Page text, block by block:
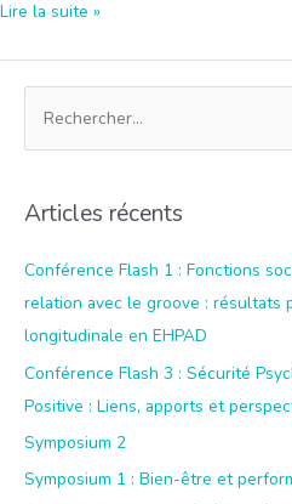
Symposium
Approche
avec
leadership
engageant
proposition
validation
(résultats
Lire la suite »
h
r
c
h
e
r
Articles récents
Conférence Flash 1 : Fonctions
relation avec le groove : résultats
longitudinale en EHPAD
Conférence Flash 3 : Sécurité
Positive : Liens, apports et
Symposium 2
Symposium 1 : Bien-être et